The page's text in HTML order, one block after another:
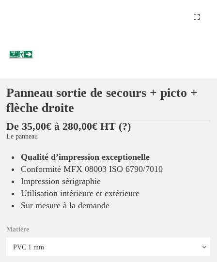
Panneau sortie de secours + picto +
flèche droite
De 35,00€ à 280,00€ HT (?)
Le panneau
Qualité d’impression exceptionelle
Conformité MFX 08003 ISO 6790/7010
Impression sérigraphie
Utilisation intérieure et extérieure
Sur mesure à la demande
Matière